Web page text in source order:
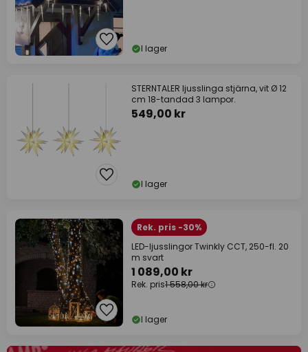
I lager
STERNTALER ljusslinga stjärna, vit Ø 12
cm 18-tandad 3 lampor.
549,00 kr
I lager
Rek. pris -30%
LED-ljusslingor Twinkly CCT, 250-fl. 20
m svart
1 089,00 kr
Rek. pris1 558,00 kr
I lager